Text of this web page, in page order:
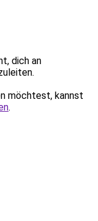
dich an
möchtest, kannst
.